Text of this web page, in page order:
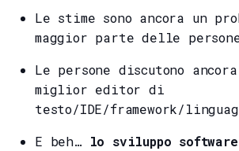
Le stime sono ancora un
maggior parte delle
Le persone discutono
miglior editor di
testo/IDE/framework/
E beh… lo sviluppo